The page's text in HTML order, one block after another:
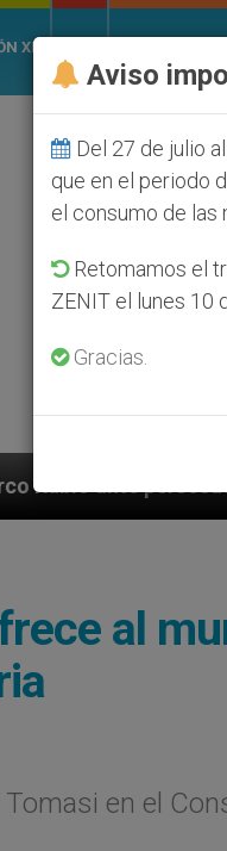
XIV
de colonos judíos
al
en el
Aviso
Del 27 de julio
que en el periodo
el consumo de las
Retomamos el
ZENIT el lunes 10
Gracias.